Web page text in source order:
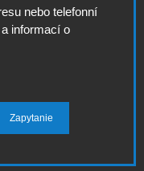
nebo telefonní
informací o